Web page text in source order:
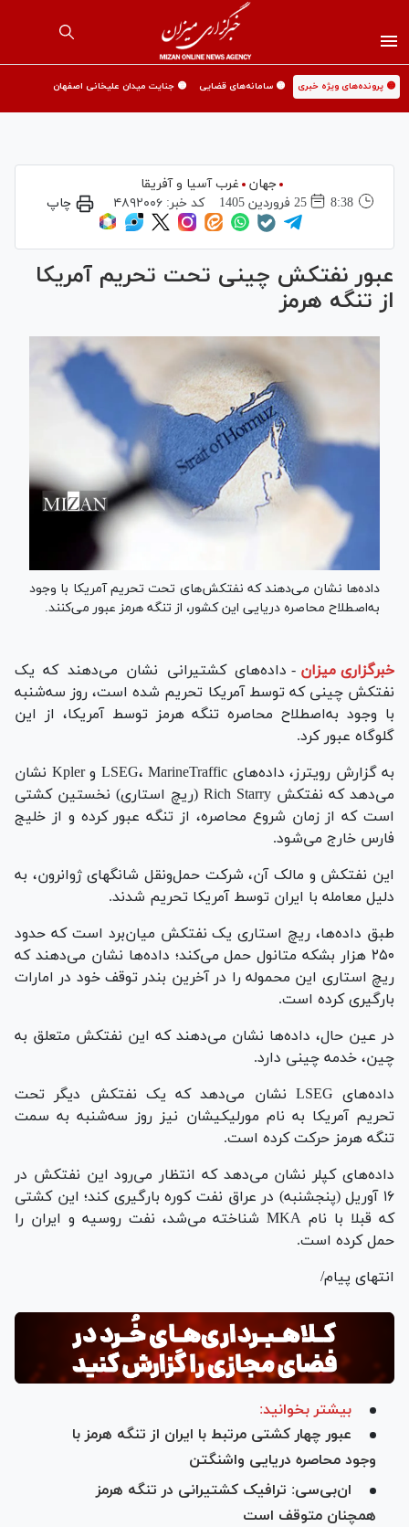
🟡 پرونده‌های ویژه خبری 🟡 سامانه‌های قضایی 🟡 جنایت میدان علیخانی اصفهان
جهان
غرب آسیا و آفریقا
8:38
25 فروردين 1405 کد خبر: ۴۸۹۲۰۰۶ چاپ
عبور نفتکش چینی‌ تحت تحریم آمریکا
از تنگه هرمز
داده‌ها نشان می‌دهند که نفتکش‌های تحت تحریم آمریکا با وجود
به‌اصطلاح محاصره دریایی این کشور، از تنگه هرمز عبور می‌کنند.
خبرگزاری میزان - داده‌های کشتیرانی نشان می‌دهند که یک
نفتکش چینی که توسط آمریکا تحریم شده است، روز سه‌شنبه
با وجود به‌اصطلاح محاصره تنگه هرمز توسط آمریکا، از این
گلوگاه عبور کرد.
به گزارش رویترز، داده‌های LSEG، MarineTraffic و Kpler نشان
می‌دهد که نفتکش Rich Starry (ریچ استاری) نخستین کشتی
است که از زمان شروع محاصره، از تنگه عبور کرده و از خلیج
فارس خارج می‌شود.
این نفتکش و مالک آن، شرکت حمل‌ونقل شانگهای ژوانرون، به
دلیل معامله با ایران توسط آمریکا تحریم شدند.
طبق داده‌ها، ریچ استاری یک نفتکش میان‌برد است که حدود
۲۵۰ هزار بشکه متانول حمل می‌کند؛ داده‌ها نشان می‌دهند که
ریچ استاری این محموله را در آخرین بندر توقف خود در امارات
بارگیری کرده است.
در عین حال، داده‌ها نشان می‌دهند که این نفتکش متعلق به
چین، خدمه چینی دارد.
داده‌های LSEG نشان می‌دهد که یک نفتکش دیگر تحت
تحریم آمریکا به نام مورلیکیشان نیز روز سه‌شنبه به سمت
تنگه هرمز حرکت کرده است.
داده‌های کپلر نشان می‌دهد که انتظار می‌رود این نفتکش در
۱۶ آوریل (پنجشنبه) در عراق نفت کوره بارگیری کند؛ این کشتی
که قبلا با نام MKA شناخته می‌شد، نفت روسیه و ایران را
حمل کرده است.
انتهای پیام/
بیشتر بخوانید:
عبور چهار کشتی مرتبط با ایران از تنگه هرمز با
وجود محاصره دریایی واشنگتن
ان‌بی‌سی: ترافیک کشتیرانی در تنگه هرمز
همچنان متوقف است